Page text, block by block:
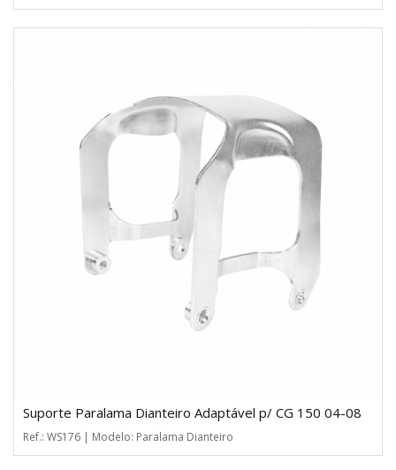
Suporte Paralama Dianteiro Adaptável p/ CG 150 04-08
Ref.: WS176 | Modelo: Paralama Dianteiro